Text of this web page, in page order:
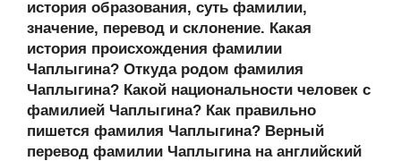
a
ss
ni
ki
o
o
k
ur
n
al
s
A
p
p
gr
a
m
а
в
и
ть
история образования, суть фамилии,
значение, перевод и склонение. Какая
история происхождения фамилии
Чаплыгина? Откуда родом фамилия
Чаплыгина? Какой национальности человек с
фамилией Чаплыгина? Как правильно
пишется фамилия Чаплыгина? Верный
перевод фамилии Чаплыгина на английский